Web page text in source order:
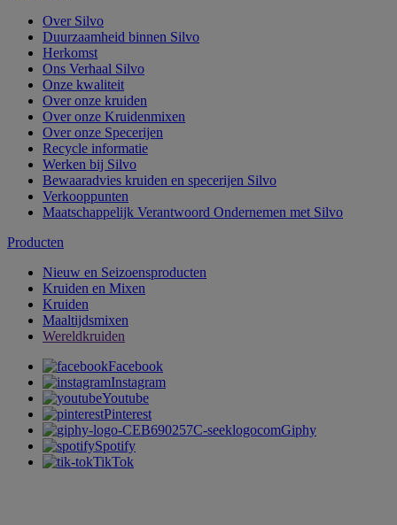
Over Silvo
Duurzaamheid binnen Silvo
Herkomst
Ons Verhaal Silvo
Onze kwaliteit
Over onze kruiden
Over onze Kruidenmixen
Over onze Specerijen
Recycle informatie
Werken bij Silvo
Bewaaradvies kruiden en specerijen Silvo
Verkooppunten
Maatschappelijk Verantwoord Ondernemen met Silvo
Producten
Nieuw en Seizoensproducten
Kruiden en Mixen
Kruiden
Maaltijdsmixen
Wereldkruiden
Facebook
Instagram
Youtube
Pinterest
Giphy
Spotify
TikTok